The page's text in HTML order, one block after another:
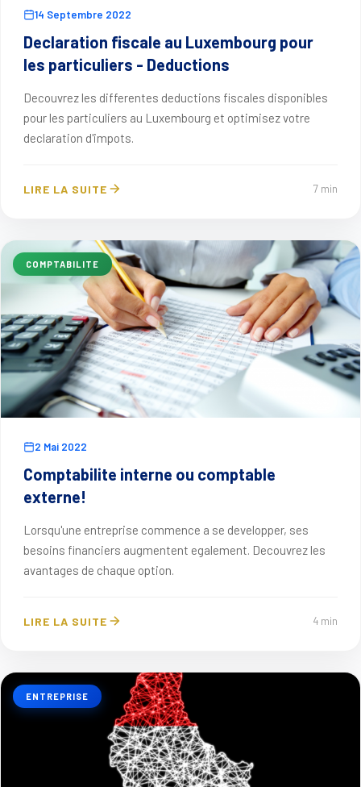
14 Septembre 2022
Declaration fiscale au Luxembourg pour
les particuliers - Deductions
Decouvrez les differentes deductions fiscales disponibles
pour les particuliers au Luxembourg et optimisez votre
declaration d'impots.
LIRE LA SUITE 7 min
COMPTABILITE
2 Mai 2022
Comptabilite interne ou comptable
externe!
Lorsqu'une entreprise commence a se developper, ses
besoins financiers augmentent egalement. Decouvrez les
avantages de chaque option.
LIRE LA SUITE 4 min
ENTREPRISE